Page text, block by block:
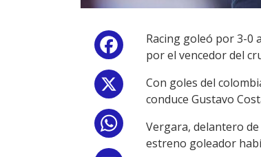
Facebook
WhatsApp
Racing goleó por 3-0
por el vencedor del
Con goles del
conduce Gustavo
Vergara, delantero de
estreno goleador